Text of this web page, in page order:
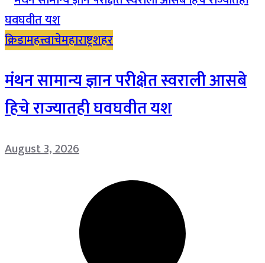
क्रिडामहत्त्वाचेमहाराष्ट्रशहर
मंथन सामान्य ज्ञान परीक्षेत स्वराली आसबे
हिचे राज्यातही घवघवीत यश
August 3, 2026